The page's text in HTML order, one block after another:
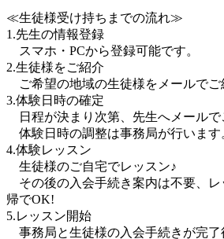
≪生徒様受け持ちまでの流れ≫
1.先生の情報登録
スマホ・PCから登録可能です。
2.生徒様をご紹介
ご希望の地域の生徒様をメールでご
3.体験日時の確定
日程が決まり次第、先生へメール
体験日時の調整は事務局が行います
4.体験レッスン
生徒様のご自宅でレッスン♪
その後の入会手続き案内は不要、レ
帰でOK!
5.レッスン開始
事務局と生徒様の入会手続きが完了